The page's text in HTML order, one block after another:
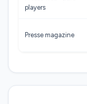
players
Presse magazine